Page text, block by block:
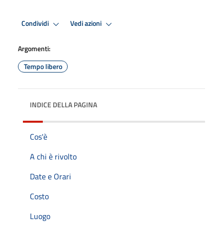
Condividi Vedi azioni
Argomenti:
Tempo libero
INDICE DELLA PAGINA
Cos'è
A chi è rivolto
Date e Orari
Costo
Luogo